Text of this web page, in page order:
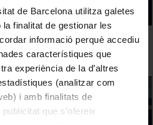
de Barcelona utilitza galetes
finalitat de gestionar les
informació perquè accediu
característiques que
experiència de la d’altres
(analitzar com
i amb finalitats de
que s’ofereix
generation 4D tissue